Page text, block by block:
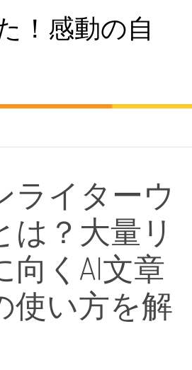
！感動の自
ライターウ
は？大量リ
向くAI文章
使い方を解